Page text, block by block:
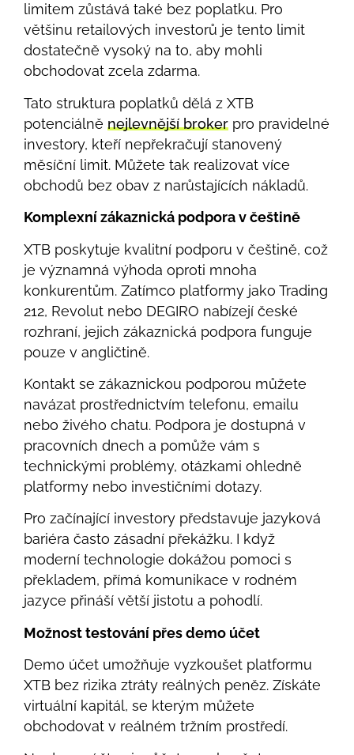
limitem zůstává také bez poplatku. Pro
většinu retailových investorů je tento limit
dostatečně vysoký na to, aby mohli
obchodovat zcela zdarma.
Tato struktura poplatků dělá z XTB
potenciálně nejlevnější broker pro pravidelné
investory, kteří nepřekračují stanovený
měsíční limit. Můžete tak realizovat více
obchodů bez obav z narůstajících nákladů.
Komplexní zákaznická podpora v češtině
XTB poskytuje kvalitní podporu v češtině, což
je významná výhoda oproti mnoha
konkurentům. Zatímco platformy jako Trading
212, Revolut nebo DEGIRO nabízejí české
rozhraní, jejich zákaznická podpora funguje
pouze v angličtině.
Kontakt se zákaznickou podporou můžete
navázat prostřednictvím telefonu, emailu
nebo živého chatu. Podpora je dostupná v
pracovních dnech a pomůže vám s
technickými problémy, otázkami ohledně
platformy nebo investičními dotazy.
Pro začínající investory představuje jazyková
bariéra často zásadní překážku. I když
moderní technologie dokážou pomoci s
překladem, přímá komunikace v rodném
jazyce přináší větší jistotu a pohodlí.
Možnost testování přes demo účet
Demo účet umožňuje vyzkoušet platformu
XTB bez rizika ztráty reálných peněz. Získáte
virtuální kapitál, se kterým můžete
obchodovat v reálném tržním prostředí.